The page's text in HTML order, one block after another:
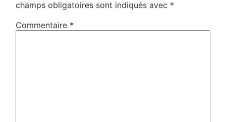
champs obligatoires sont indiqués avec *
Commentaire *